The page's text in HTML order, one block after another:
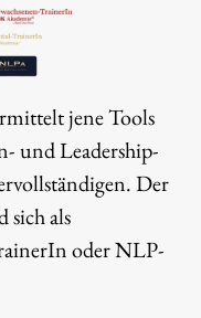
jene Tools
und Leadership-
Der
sich als
oder NLP-